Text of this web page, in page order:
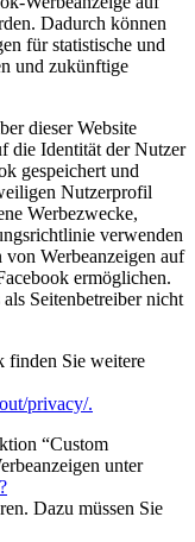
Dadurch können
für statistische und
und zukünftige
dieser Website
die Identität der Nutzer
gespeichert und
Nutzerprofil
Werbezwecke,
verwenden
Werbeanzeigen auf
ermöglichen.
Seitenbetreiber nicht
finden Sie weitere
privacy/.
“Custom
unter
Dazu müssen Sie